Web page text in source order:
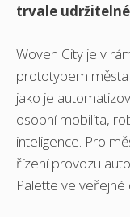
trvale
Woven City je v
prototypem
jako je
osobní mobilita,
inteligence. Pro
řízení provozu
Palette ve veřejné